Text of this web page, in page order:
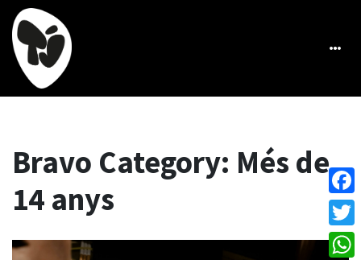
Bravo Category: Més de
14 anys